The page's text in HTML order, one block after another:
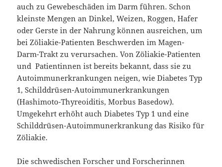
auch zu Gewebeschäden im Darm führen. Schon
kleinste Mengen an Dinkel, Weizen, Roggen, Hafer
oder Gerste in der Nahrung können ausreichen, um
bei Zöliakie-Patienten Beschwerden im Magen-
Darm-Trakt zu verursachen. Von Zöliakie-Patienten
und Patientinnen ist bereits bekannt, dass sie zu
Autoimmunerkrankungen neigen, wie Diabetes Typ
1, Schilddrüsen-Autoimmunerkrankungen
(Hashimoto-Thyreoiditis, Morbus Basedow).
Umgekehrt erhöht auch Diabetes Typ 1 und eine
Schilddrüsen-Autoimmunerkrankung das Risiko für
Zöliakie.
Die schwedischen Forscher und Forscherinnen